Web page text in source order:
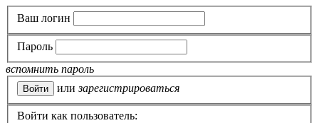
Ваш логин
Пароль
вспомнить пароль
или зарегистрироваться
Войти как пользователь: